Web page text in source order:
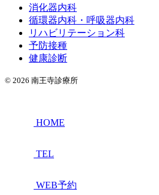
消化器内科
循環器内科・呼吸器内科
リハビリテーション科
予防接種
健康診断
© 2026 南王寺診療所
HOME
TEL
WEB予約